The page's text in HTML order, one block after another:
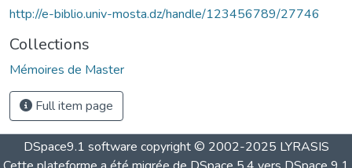
http://e-biblio.univ-mosta.dz/handle/123456789/27746
Collections
Mémoires de Master
Full item page
DSpace9.1 software copyright © 2002-2025 LYRASIS